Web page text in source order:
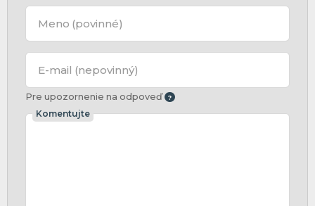
Meno (povinné)
E-mail (nepovinný)
Pre upozornenie na odpoveď
Komentujte